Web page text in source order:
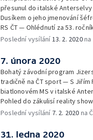
přesunul do italské Anterselvy
Dusíkem o jeho jmenování
RS ČT — Ohlédnutí za 53.
padesátky — Upoutávka na
Poslední vysílání 13. 2. 2020na
7. února 2020
Bohatý závodní program
tradičně na ČT sport — S Jiřím
biatlonovém MS v italské
Pohled do zákulisí reality
na vrchol" — Upoutávka na
Poslední vysílání 7. 2. 2020 na
31. ledna 2020